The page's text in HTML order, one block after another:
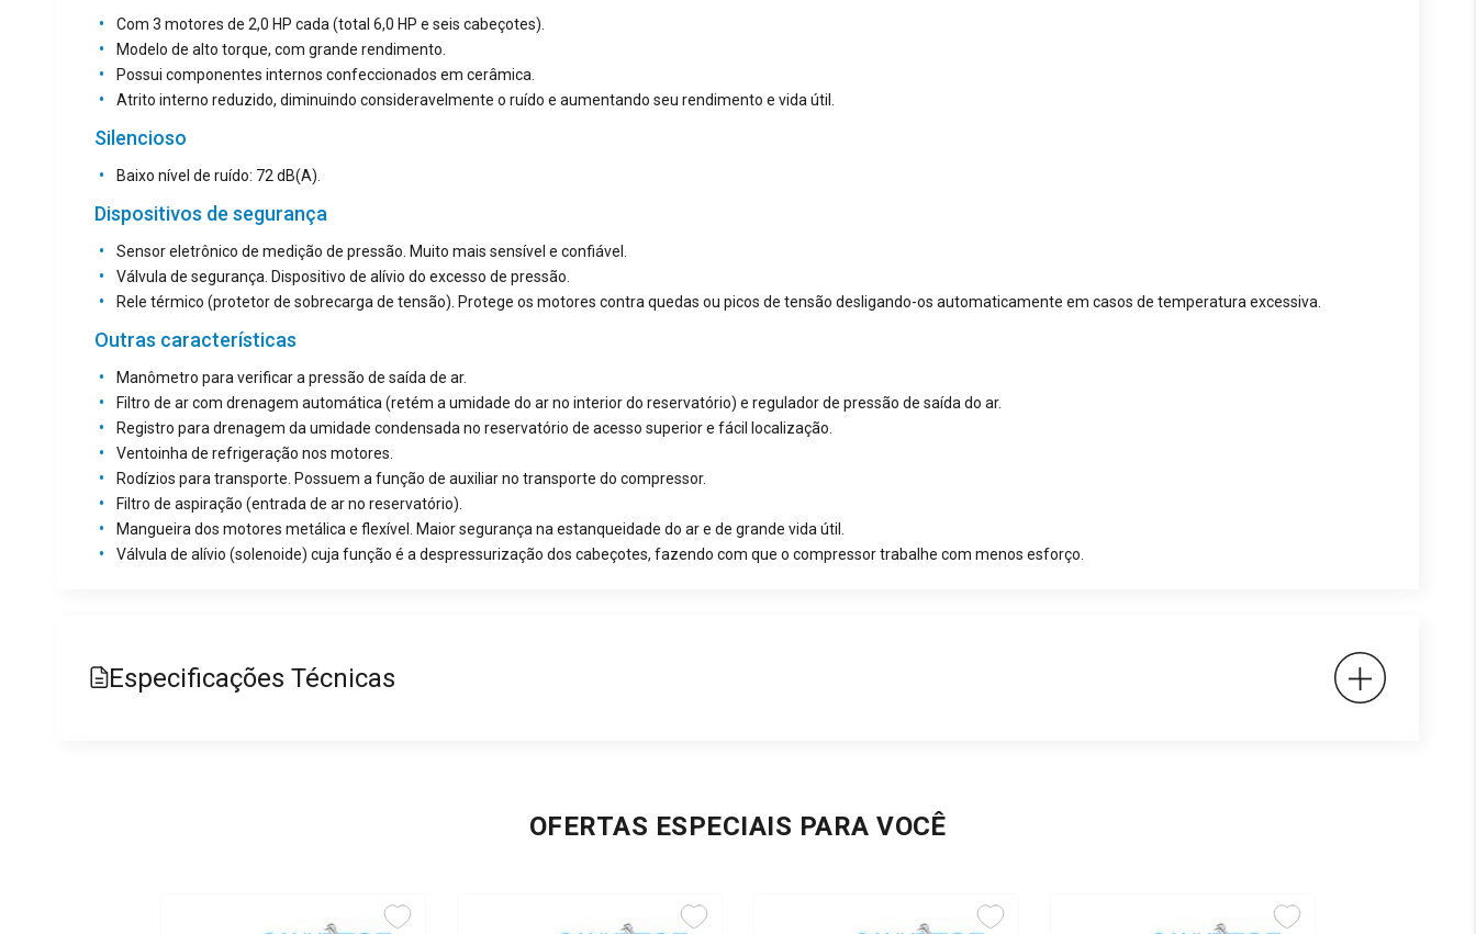
Sensor eletrônico de medição de pressão. Muito
tensão desligando-os automaticamente em casos de
temperatura excessiva.
Outras características
umidade do ar no interior do reservatório) e regulador
de pressão de saída do ar.
reservatório de acesso superior e fácil localização.
Rodízios para transporte. Possuem a função de
auxiliar no transporte do compressor.
Com 3 motores de 2,0 HP cada (total 6,0 HP e seis cabeçotes).
Modelo de alto torque, com grande rendimento.
Possui componentes internos confeccionados em cerâmica.
Atrito interno reduzido, diminuindo consideravelmente o ruído e aumentando seu rendimento e vida útil.
Silencioso
Baixo nível de ruído: 72 dB(A).
Dispositivos de segurança
Sensor eletrônico de medição de pressão. Muito mais sensível e confiável.
Válvula de segurança. Dispositivo de alívio do excesso de pressão.
Rele térmico (protetor de sobrecarga de tensão). Protege os motores contra quedas ou picos de tensão desligando-os automaticamente em casos de temperatura excessiva.
Outras características
Manômetro para verificar a pressão de saída de ar.
Filtro de ar com drenagem automática (retém a umidade do ar no interior do reservatório) e regulador de pressão de saída do ar.
Registro para drenagem da umidade condensada no reservatório de acesso superior e fácil localização.
Ventoinha de refrigeração nos motores.
Rodízios para transporte. Possuem a função de auxiliar no transporte do compressor.
Filtro de aspiração (entrada de ar no reservatório).
Mangueira dos motores metálica e flexível. Maior segurança na estanqueidade do ar e de grande vida útil.
Válvula de alívio (solenoide) cuja função é a despressurização dos cabeçotes, fazendo com que o compressor trabalhe com menos esforço.
Especificações Técnicas
OFERTAS ESPECIAIS PARA VOCÊ